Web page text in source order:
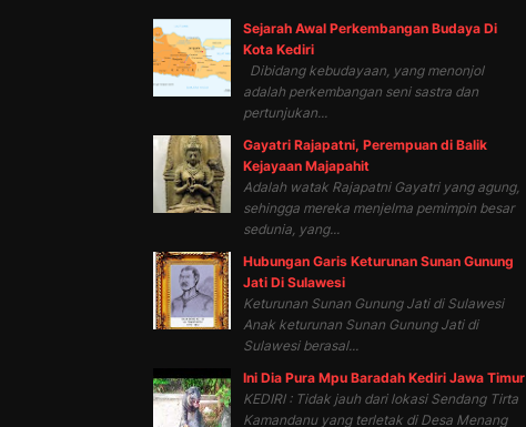
Sejarah Awal Perkembangan Budaya Di
Kota Kediri
Dibidang kebudayaan, yang menonjol
adalah perkembangan seni sastra dan
pertunjukan...
Gayatri Rajapatni, Perempuan di Balik
Kejayaan Majapahit
Adalah watak Rajapatni Gayatri yang agung,
sehingga mereka menjelma pemimpin besar
sedunia, yang...
Hubungan Garis Keturunan Sunan Gunung
Jati Di Sulawesi
Keturunan Sunan Gunung Jati di Sulawesi
Anak keturunan Sunan Gunung Jati di
Sulawesi berasal...
Ini Dia Pura Mpu Baradah Kediri Jawa Timur
KEDIRI : Tidak jauh dari lokasi Sendang Tirta
Kamandanu yang terletak di Desa Menang